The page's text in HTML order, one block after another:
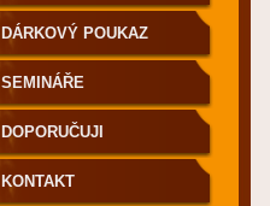
DÁRKOVÝ POUKAZ
SEMINÁŘE
DOPORUČUJI
KONTAKT